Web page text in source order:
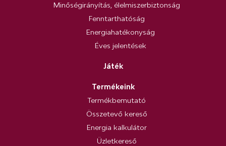
Minőségirányítás, élelmiszerbiztonság
Fenntarthatóság
Energiahatékonyság
Éves jelentések
Játék
Termékeink
Termékbemutató
Összetevő kereső
Energia kalkulátor
Üzletkereső